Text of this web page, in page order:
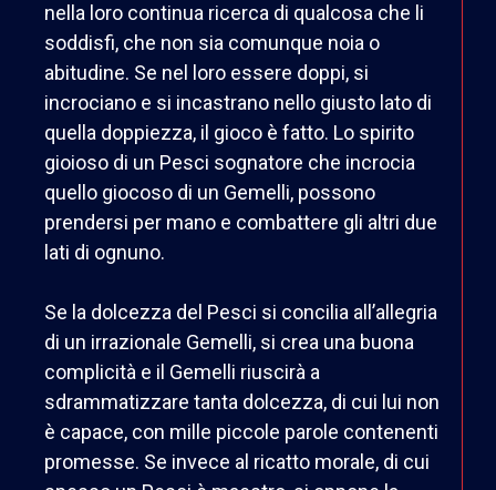
nella loro continua ricerca di qualcosa che li
soddisfi, che non sia comunque noia o
abitudine. Se nel loro essere doppi, si
incrociano e si incastrano nello giusto lato di
quella doppiezza, il gioco è fatto. Lo spirito
gioioso di un Pesci sognatore che incrocia
quello giocoso di un Gemelli, possono
prendersi per mano e combattere gli altri due
lati di ognuno.
Se la dolcezza del Pesci si concilia all’allegria
di un irrazionale Gemelli, si crea una buona
complicità e il Gemelli riuscirà a
sdrammatizzare tanta dolcezza, di cui lui non
è capace, con mille piccole parole contenenti
promesse. Se invece al ricatto morale, di cui